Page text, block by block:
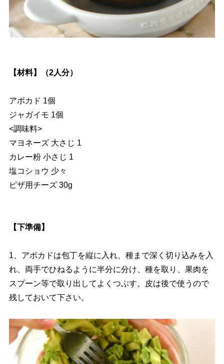
【材料】（2人分）
アボカド 1個
ジャガイモ 1個
<調味料>
マヨネーズ 大さじ 1
カレー粉 小さじ 1
塩コショウ 少々
ピザ用チーズ 30g
【下準備】
1、アボカドは包丁を縦に入れ、種まで深く切り込みを入
れ、両手でひねるように半分に分け、種を取り、果肉を
スプーン等で取り出してよくつぶす。皮は後で使うので
残しておいて下さい。